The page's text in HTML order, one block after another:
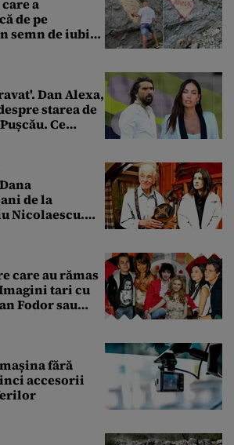
a
de pe
semn de iubire
Alexa,
starea de
Ce
de la
Nicolaescu.
care au rămas
tari cu
Fodor sau
fără
accesorii